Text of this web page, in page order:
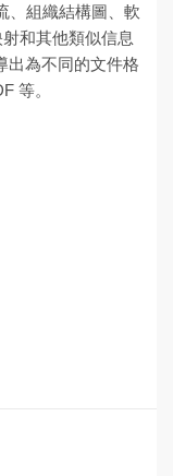
、組織結構圖、軟
和其他類似信息
出為不同的文件格
等。